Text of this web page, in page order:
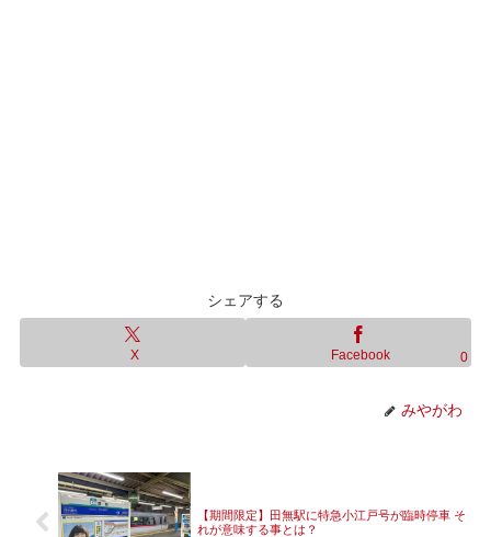
シェアする
X Facebook 0
みやがわ
【期間限定】田無駅に特急小江戸号が臨時停車 そ
れが意味する事とは？